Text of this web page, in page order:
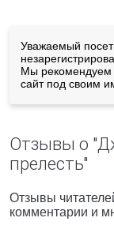
Уважаемый
Мы
сайт под своим
Отзывы о
прелесть"
Отзывы
комментарии и